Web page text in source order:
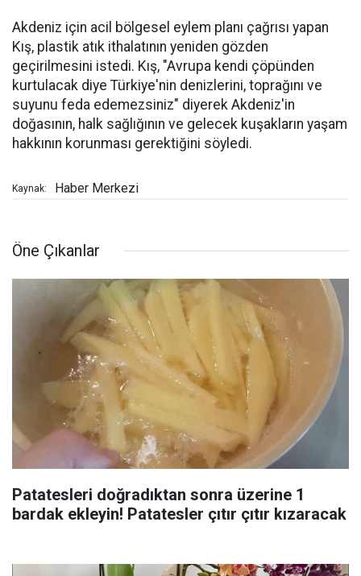
Akdeniz için acil bölgesel eylem planı çağrısı yapan
Kış, plastik atık ithalatının yeniden gözden
geçirilmesini istedi. Kış, "Avrupa kendi çöpünden
kurtulacak diye Türkiye'nin denizlerini, toprağını ve
suyunu feda edemezsiniz" diyerek Akdeniz'in
doğasının, halk sağlığının ve gelecek kuşakların yaşam
hakkının korunması gerektiğini söyledi.
Kaynak: Haber Merkezi
Öne Çıkanlar
Patatesleri doğradıktan sonra üzerine 1
bardak ekleyin! Patatesler çıtır çıtır kızaracak